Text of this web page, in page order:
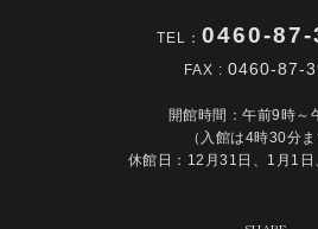
TEL： 0460-87-
FAX : 0460-87-
開館時間：午前9時～
（入館は4時30分ま
休館日：12月31日、1月1日